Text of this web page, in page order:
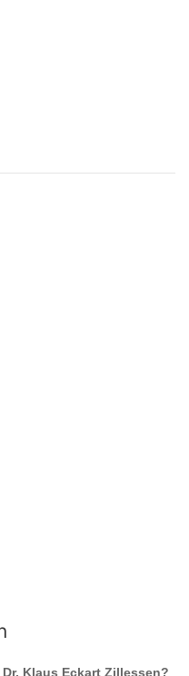
Dr. Klaus Eckart Zillessen?